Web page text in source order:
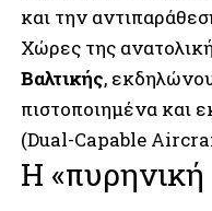
και την
Χώρες της
Βαλτικής,
πιστοποιημένα και
(Dual-Capable
Η «πυρηνική